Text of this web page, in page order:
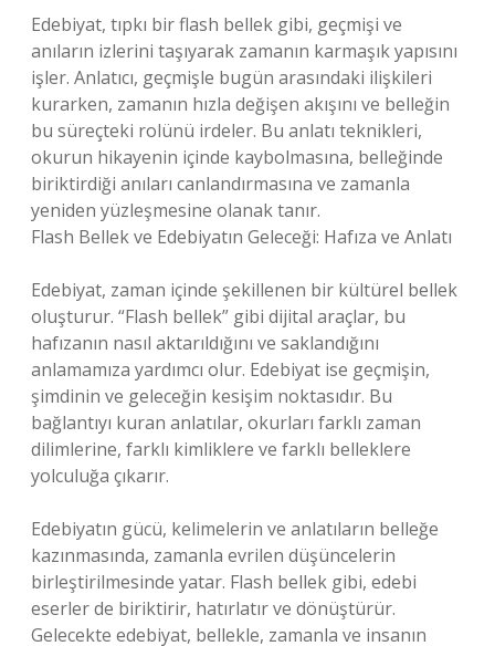
Edebiyat, tıpkı bir flash bellek gibi, geçmişi ve
anıların izlerini taşıyarak zamanın karmaşık yapısını
işler. Anlatıcı, geçmişle bugün arasındaki ilişkileri
kurarken, zamanın hızla değişen akışını ve belleğin
bu süreçteki rolünü irdeler. Bu anlatı teknikleri,
okurun hikayenin içinde kaybolmasına, belleğinde
biriktirdiği anıları canlandırmasına ve zamanla
yeniden yüzleşmesine olanak tanır.
Flash Bellek ve Edebiyatın Geleceği: Hafıza ve Anlatı
Edebiyat, zaman içinde şekillenen bir kültürel bellek
oluşturur. “Flash bellek” gibi dijital araçlar, bu
hafızanın nasıl aktarıldığını ve saklandığını
anlamamıza yardımcı olur. Edebiyat ise geçmişin,
şimdinin ve geleceğin kesişim noktasıdır. Bu
bağlantıyı kuran anlatılar, okurları farklı zaman
dilimlerine, farklı kimliklere ve farklı belleklere
yolculuğa çıkarır.
Edebiyatın gücü, kelimelerin ve anlatıların belleğe
kazınmasında, zamanla evrilen düşüncelerin
birleştirilmesinde yatar. Flash bellek gibi, edebi
eserler de biriktirir, hatırlatır ve dönüştürür.
Gelecekte edebiyat, bellekle, zamanla ve insanın